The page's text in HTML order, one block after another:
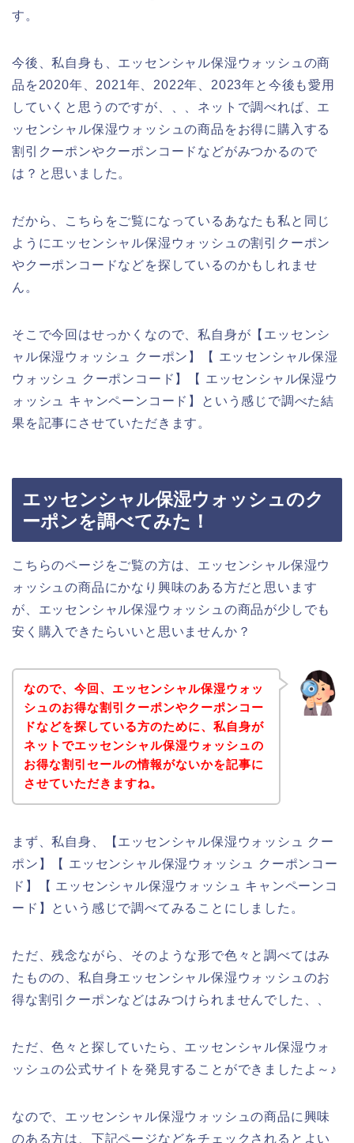
す。
今後、私自身も、エッセンシャル保湿ウォッシュの商
品を2020年、2021年、2022年、2023年と今後も愛用
していくと思うのですが、、、ネットで調べれば、エ
ッセンシャル保湿ウォッシュの商品をお得に購入する
割引クーポンやクーポンコードなどがみつかるので
は？と思いました。
だから、こちらをご覧になっているあなたも私と同じ
ようにエッセンシャル保湿ウォッシュの割引クーポン
やクーポンコードなどを探しているのかもしれませ
ん。
そこで今回はせっかくなので、私自身が【エッセンシ
ャル保湿ウォッシュ クーポン】【 エッセンシャル保湿
ウォッシュ クーポンコード】【 エッセンシャル保湿ウ
ォッシュ キャンペーンコード】という感じで調べた結
果を記事にさせていただきます。
エッセンシャル保湿ウォッシュのク
ーポンを調べてみた！
こちらのページをご覧の方は、エッセンシャル保湿ウ
ォッシュの商品にかなり興味のある方だと思います
が、エッセンシャル保湿ウォッシュの商品が少しでも
安く購入できたらいいと思いませんか？
なので、今回、エッセンシャル保湿ウォッ
シュのお得な割引クーポンやクーポンコー
ドなどを探している方のために、私自身が
ネットでエッセンシャル保湿ウォッシュの
お得な割引セールの情報がないかを記事に
させていただきますね。
まず、私自身、【エッセンシャル保湿ウォッシュ クー
ポン】【 エッセンシャル保湿ウォッシュ クーポンコー
ド】【 エッセンシャル保湿ウォッシュ キャンペーンコ
ード】という感じで調べてみることにしました。
ただ、残念ながら、そのような形で色々と調べてはみ
たものの、私自身エッセンシャル保湿ウォッシュのお
得な割引クーポンなどはみつけられませんでした、、
ただ、色々と探していたら、エッセンシャル保湿ウォ
ッシュの公式サイトを発見することができましたよ～♪
なので、エッセンシャル保湿ウォッシュの商品に興味
のある方は、下記ページなどをチェックされるとよい